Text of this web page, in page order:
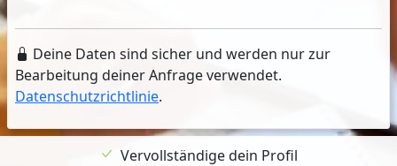
Deine Daten sind sicher und werden nur zur
Bearbeitung deiner Anfrage verwendet.
Datenschutzrichtlinie.
Vervollständige dein Profil